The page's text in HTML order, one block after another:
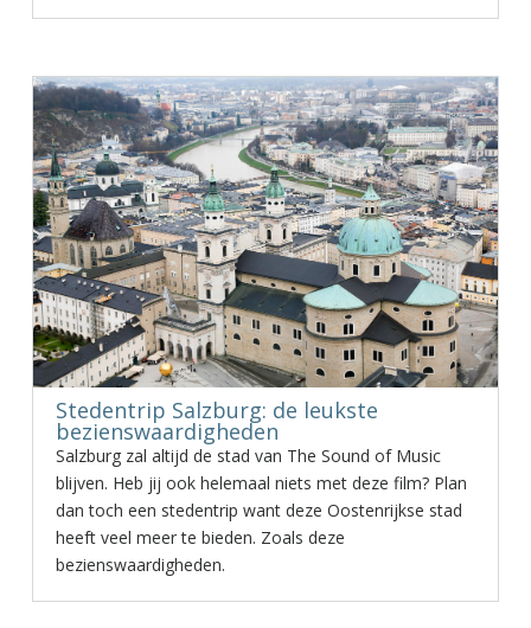
Stedentrip Salzburg: de leukste
bezienswaardigheden
Salzburg zal altijd de stad van The Sound of Music
blijven. Heb jij ook helemaal niets met deze film? Plan
dan toch een stedentrip want deze Oostenrijkse stad
heeft veel meer te bieden. Zoals deze
bezienswaardigheden.